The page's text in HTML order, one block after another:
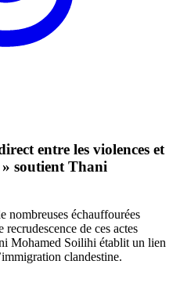
entre les violences et
soutient Thani
nombreuses échauffourées
de ces actes
Mohamed Soilihi établit un lien
clandestine.